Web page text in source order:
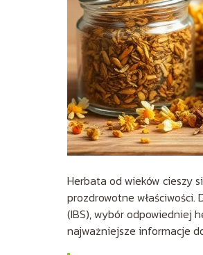
Herbata od wieków cieszy
prozdrowotne
(IBS), wybór odpowiedniej
najważniejsze informacje